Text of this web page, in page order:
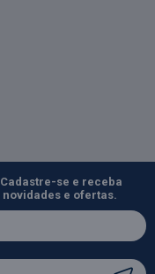
Cadastre-se e receba
novidades e ofertas.